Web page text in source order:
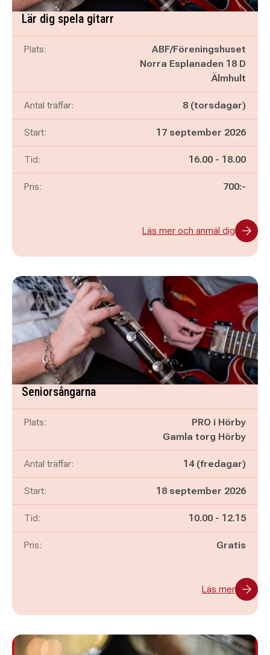
Lär dig spela gitarr
Plats:
ABF/Föreningshuset
Norra Esplanaden 18 D
Älmhult
Antal träffar: 8 (torsdagar)
Start: 17 september 2026
Tid: Pågår mellan
16.00 - och
18.00
Pris: 700:-
Läs mer och anmäl dig
Seniorsångarna
Plats:
PRO i Hörby
Gamla torg Hörby
Antal träffar: 14 (fredagar)
Start: 18 september 2026
Tid: Pågår mellan
10.00 - och
12.15
Pris: Gratis
Läs mer